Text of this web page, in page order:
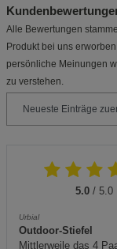
Alle Bewertungen
Produkt bei uns
persönliche Meinungen
zu verstehen.
5.0 / 5.0
Urbial
Outdoor-Stiefel
Mittlerweile das 4